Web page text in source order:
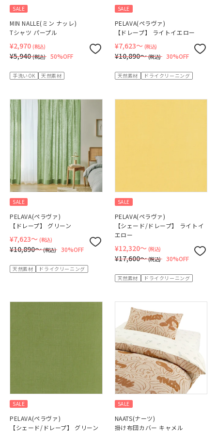
SALE
MIN NALLE(ミン ナッレ)
Tシャツ パープル
¥2,970 (税込)
¥5,940(税込) 50%OFF
手洗いOK 天然素材
SALE
PELAVA(ペラヴァ)
【ドレープ】 ライトイエロー
¥7,623〜 (税込)
¥10,890〜(税込) 30%OFF
天然素材 ドライクリーニング
SALE
PELAVA(ペラヴァ)
【ドレープ】 グリーン
¥7,623〜 (税込)
¥10,890〜(税込) 30%OFF
天然素材 ドライクリーニング
SALE
PELAVA(ペラヴァ)
【シェード/ドレープ】 ライトイ
エロー
¥12,320〜 (税込)
¥17,600〜(税込) 30%OFF
天然素材 ドライクリーニング
SALE
PELAVA(ペラヴァ)
【シェード/ドレープ】 グリーン
SALE
NAATS(ナーツ)
掛け布団カバー キャメル